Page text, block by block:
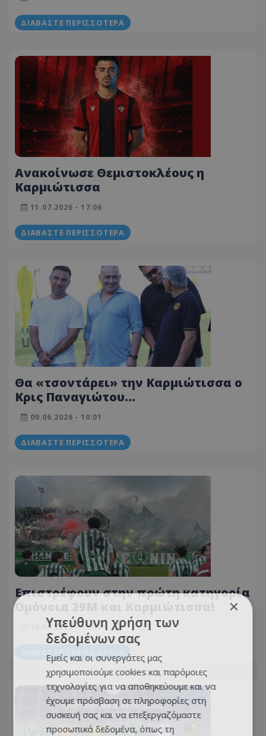
ΔΙΑΒΆΣΤΕ ΠΕΡΙΣΣΌΤΕΡΑ
Ανακοίνωσε Θεμιστοκλέους η
Καρμιώτισσα
11.07.2026 - 17:06
ΔΙΑΒΆΣΤΕ ΠΕΡΙΣΣΌΤΕΡΑ
Θα «τσοντάρει» την Καρμιώτισσα ο
Κρις Παναγιώτου…
09.06.2026 - 10:01
ΔΙΑΒΆΣΤΕ ΠΕΡΙΣΣΌΤΕΡΑ
Επιστρέφουν στην πρώτη κατηγορία
Ομόνοια 29Μ και Καρμιώτισσα!
19.04.2026 - 18:00
ΔΙΑΒΆΣΤΕ ΠΕΡΙΣΣΌΤΕΡΑ
×
Υπεύθυνη χρήση των
δεδομένων σας
Εμείς και οι συνεργάτες μας
χρησιμοποιούμε cookies και παρόμοιες
τεχνολογίες για να αποθηκεύουμε και να
έχουμε πρόσβαση σε πληροφορίες στη
συσκευή σας και να επεξεργαζόμαστε
προσωπικά δεδομένα, όπως τη